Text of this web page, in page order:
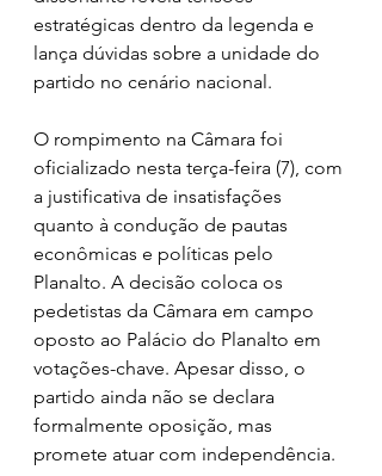
estratégicas dentro da legenda e
lança dúvidas sobre a unidade do
partido no cenário nacional.
O rompimento na Câmara foi
oficializado nesta terça-feira (7), com
a justificativa de insatisfações
quanto à condução de pautas
econômicas e políticas pelo
Planalto. A decisão coloca os
pedetistas da Câmara em campo
oposto ao Palácio do Planalto em
votações-chave. Apesar disso, o
partido ainda não se declara
formalmente oposição, mas
promete atuar com independência.